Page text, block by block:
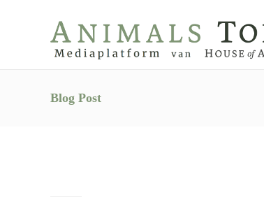
Blog Post